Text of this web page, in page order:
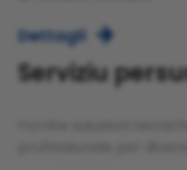
Dettagli 
Serviziu